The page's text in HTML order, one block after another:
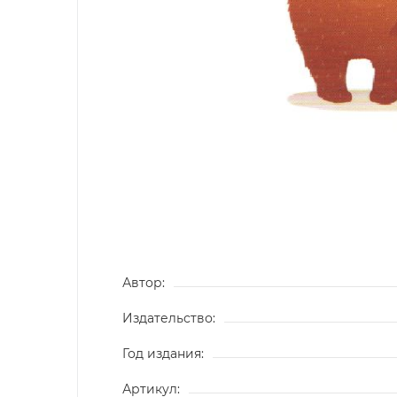
Автор:
Издательство:
Год издания:
Артикул: